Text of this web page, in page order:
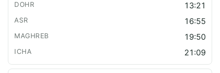
13:21
16:55
19:50
21:09